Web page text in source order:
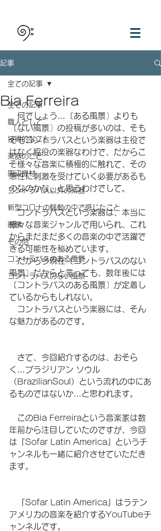
記事
全ての記事
職人として
技術的なこと
楽器のこと
周辺機材
コントラバス以外の楽器
新型コロナの騒動の中で感じたこと
映像
その他
コントラバスのある風景
コントラバスのない風景
全ての記事
Bia Ferreira
何でしょう…〔ある風景〕よりも
〔ない風景〕の投稿が多いのは、そも
そもコントラバスという楽器は主役で
はなく脇役の楽器なわけで、だからこ
そ様々な音楽に積極的に触れて、その
感性に刺激を受けていく必要があるも
のなのかな、と思うわけでして。
コントラバスという楽器は、本当に
様々な音楽ジャンルで用いられ、これ
からまだまだ多くの音楽の中で活躍で
きる可能性を秘めています。
だから今現在〔コントラバスのない
風景〕だからと言っても、数年後には
〔コントラバスのある風景〕が定着し
ているからもしれない。
コントラバスという楽器には、そん
な魅力があるのです。
さて、今回紹介するのは、おそら
く…ブラジリアン ソウル
（BrazilianSoul）という流れの中にあ
るものではないか…と思われます。
このBia Ferreiraという音楽家は数
年前から注目していたのですが、今回
は『Sofar Latin America』というチ
ャンネルも一緒に紹介させていただき
ます。
『Sofar Latin America』はラテン
アメリカの音楽を紹介するYouTubeチ
ャンネルです。